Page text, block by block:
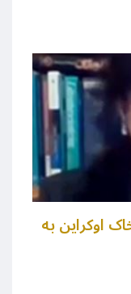
اوکراین به